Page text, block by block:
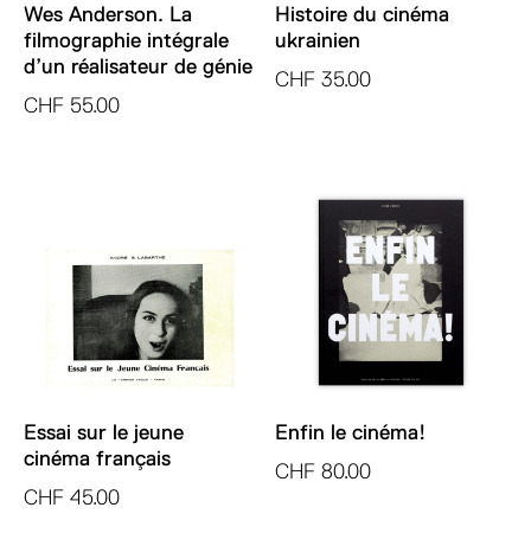
Wes Anderson. La
filmographie intégrale
d’un réalisateur de génie
CHF 55.00
Histoire du cinéma
ukrainien
CHF 35.00
Essai sur le jeune
cinéma français
CHF 45.00
Enfin le cinéma!
CHF 80.00